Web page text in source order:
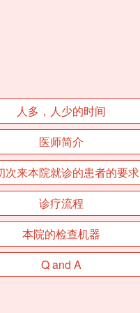
人多，人少的时间
医师简介
次来本院就诊的患者的要求
诊疗流程
本院的检查机器
Q and A